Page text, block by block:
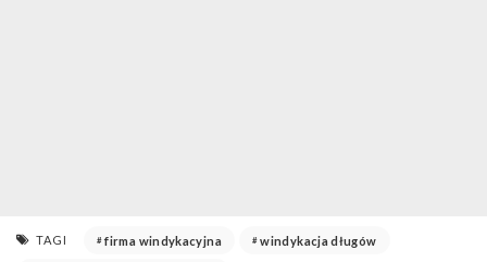
TAGI firma windykacyjna windykacja długów